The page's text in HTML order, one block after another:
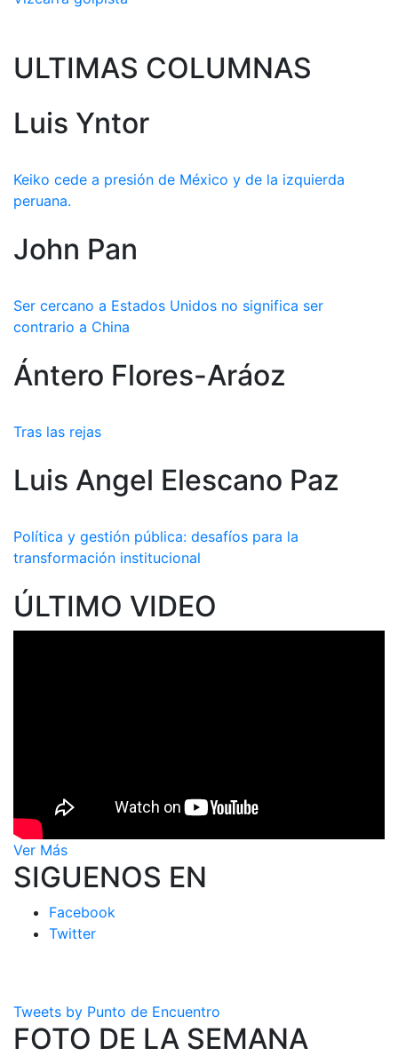
ULTIMAS COLUMNAS
Luis Yntor
Keiko cede a presión de México y de la izquierda
peruana.
John Pan
Ser cercano a Estados Unidos no significa ser
contrario a China
Ántero Flores-Aráoz
Tras las rejas
Luis Angel Elescano Paz
Política y gestión pública: desafíos para la
transformación institucional
ÚLTIMO VIDEO
Ver Más
SIGUENOS EN
Facebook
Twitter
Tweets by Punto de Encuentro
FOTO DE LA SEMANA